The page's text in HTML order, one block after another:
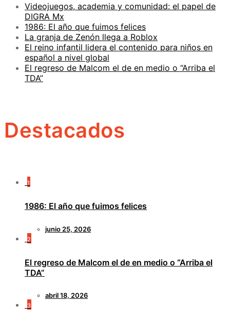
Videojuegos, academia y comunidad: el papel de
DIGRA Mx
1986: El año que fuimos felices
La granja de Zenón llega a Roblox
El reino infantil lidera el contenido para niños en
español a nivel global
El regreso de Malcom el de en medio o “Arriba el
TDA”
Destacados
1
1986: El año que fuimos felices
junio 25, 2026
2
El regreso de Malcom el de en medio o “Arriba el
TDA”
abril 18, 2026
3